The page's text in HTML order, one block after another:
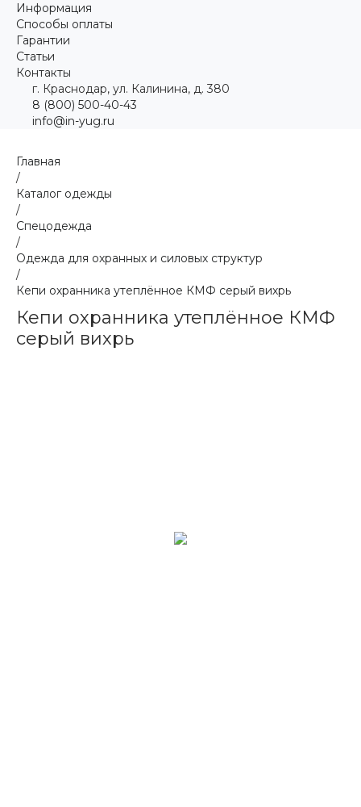
Информация
Способы оплаты
Гарантии
Статьи
Контакты
г. Краснодар, ул. Калинина, д. 380
8 (800) 500-40-43
info@in-yug.ru
Главная
/
Каталог одежды
/
Спецодежда
/
Одежда для охранных и силовых структур
/
Кепи охранника утеплённое КМФ серый вихрь
Кепи охранника утеплённое КМФ
серый вихрь